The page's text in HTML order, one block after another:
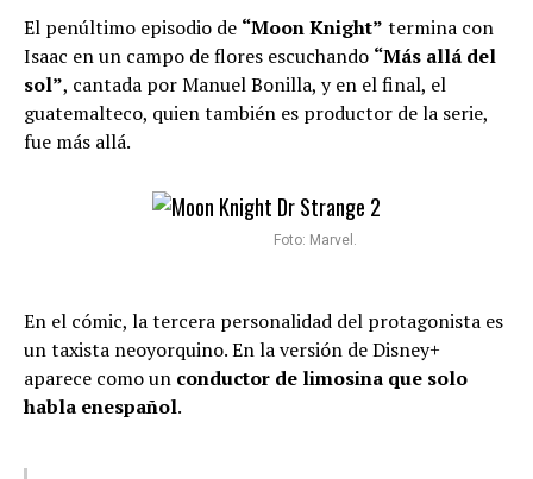
El penúltimo episodio de “Moon Knight” termina con
Isaac en un campo de flores escuchando “Más allá del
sol”, cantada por Manuel Bonilla, y en el final, el
guatemalteco, quien también es productor de la serie,
fue más allá.
Foto: Marvel.
En el cómic, la tercera personalidad del protagonista es
un taxista neoyorquino. En la versión de Disney+
aparece como un conductor de limosina que solo
habla enespañol.